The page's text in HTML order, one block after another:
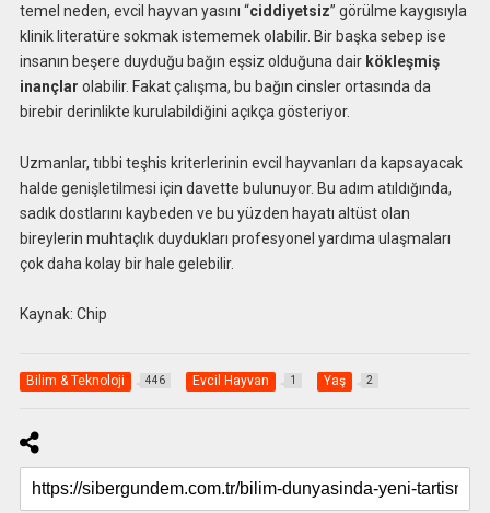
temel neden, evcil hayvan yasını “ciddiyetsiz” görülme kaygısıyla
klinik literatüre sokmak istememek olabilir. Bir başka sebep ise
insanın beşere duyduğu bağın eşsiz olduğuna dair kökleşmiş
inançlar olabilir. Fakat çalışma, bu bağın cinsler ortasında da
birebir derinlikte kurulabildiğini açıkça gösteriyor.
Uzmanlar, tıbbi teşhis kriterlerinin evcil hayvanları da kapsayacak
halde genişletilmesi için davette bulunuyor. Bu adım atıldığında,
sadık dostlarını kaybeden ve bu yüzden hayatı altüst olan
bireylerin muhtaçlık duydukları profesyonel yardıma ulaşmaları
çok daha kolay bir hale gelebilir.
Kaynak: Chip
Bilim & Teknoloji 446 Evcil Hayvan 1 Yaş 2